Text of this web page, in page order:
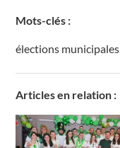
Mots-clés :
élections municipales
Articles en relation :